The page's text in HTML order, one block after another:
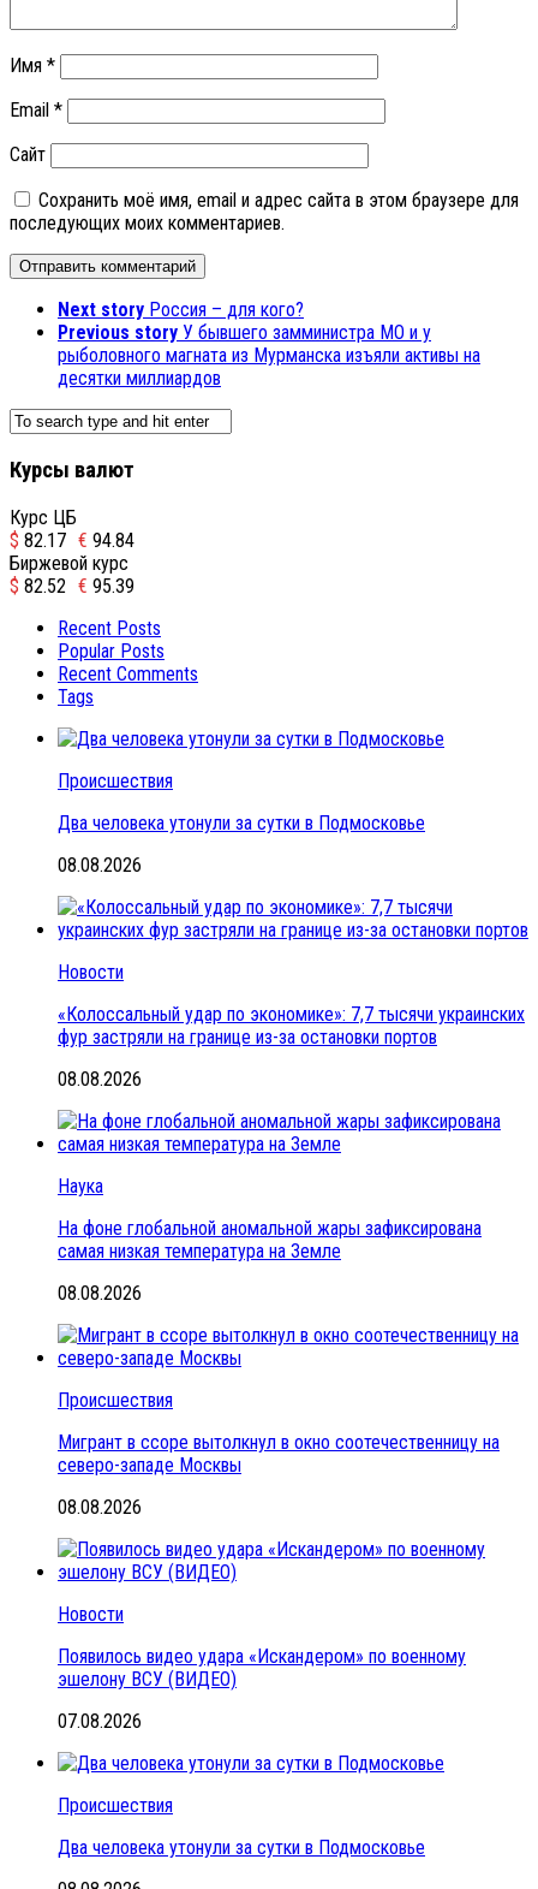
Имя *
Email *
Сайт
Сохранить моё имя, email и адрес сайта в этом браузере для
последующих моих комментариев.
Next story Россия – для кого?
Previous story У бывшего замминистра МО и у
рыболовного магната из Мурманска изъяли активы на
десятки миллиардов
Курсы валют
Курс ЦБ
$ 82.17 € 94.84
Биржевой курс
$ 82.52 € 95.39
Recent Posts
Popular Posts
Recent Comments
Tags
Происшествия
Два человека утонули за сутки в Подмосковье
08.08.2026
Новости
«Колоссальный удар по экономике»: 7,7 тысячи украинских
фур застряли на границе из-за остановки портов
08.08.2026
Наука
На фоне глобальной аномальной жары зафиксирована
самая низкая температура на Земле
08.08.2026
Происшествия
Мигрант в ссоре вытолкнул в окно соотечественницу на
северо-западе Москвы
08.08.2026
Новости
Появилось видео удара «Искандером» по военному
эшелону ВСУ (ВИДЕО)
07.08.2026
Происшествия
Два человека утонули за сутки в Подмосковье